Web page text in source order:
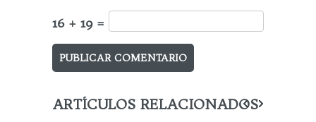
16 + 19 =
ARTÍCULOS RELACIONADOS